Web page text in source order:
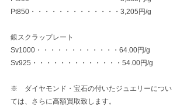
Pt850・・・・・・・・・・・・・3,205円/g
銀スクラップレート
Sv1000・・・・・・・・・・・・64.00円/g
Sv925・・・・・・・・・・・・・54.00円/g
※　ダイヤモンド・宝石の付いたジュエリーについ
ては、さらに高額買取致します。